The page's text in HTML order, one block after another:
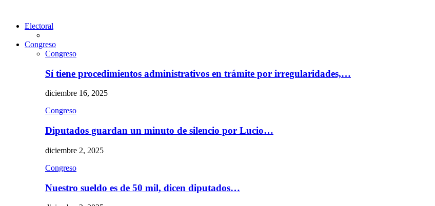
Electoral
Congreso
Congreso
Sí tiene procedimientos administrativos en trámite por irregularidades,…
diciembre 16, 2025
Congreso
Diputados guardan un minuto de silencio por Lucio…
diciembre 2, 2025
Congreso
Nuestro sueldo es de 50 mil, dicen diputados…